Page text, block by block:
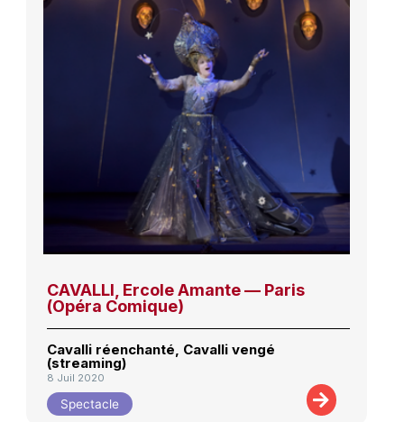
CAVALLI, Ercole Amante — Paris
(Opéra Comique)
Cavalli réenchanté, Cavalli vengé
(streaming)
8 Juil 2020
Spectacle